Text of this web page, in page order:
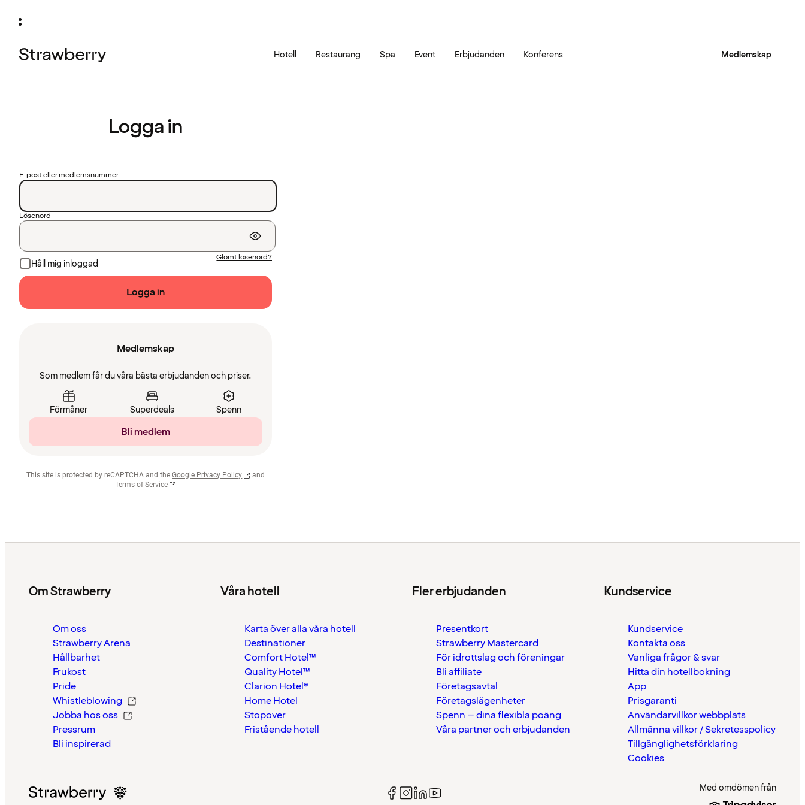
Hotell Restaurang Spa Event Erbjudanden Konferens Medlemskap
Logga in
E-post eller medlemsnummer
Lösenord
Håll mig inloggad
Glömt lösenord?
Logga in
Medlemskap
Som medlem får du våra bästa erbjudanden och priser.
Förmåner Superdeals Spenn
Bli medlem
This site is protected by reCAPTCHA and the Google Privacy Policy
and
Terms of Service
Om Strawberry
Om oss
Strawberry Arena
Hållbarhet
Frukost
Pride
Whistleblowing
Jobba hos oss
Pressrum
Bli inspirerad
Våra hotell
Karta över alla våra hotell
Destinationer
Comfort Hotel™
Quality Hotel™
Clarion Hotel®
Home Hotel
Stopover
Fristående hotell
Fler erbjudanden
Presentkort
Strawberry Mastercard
För idrottslag och föreningar
Bli affiliate
Företagsavtal
Företagslägenheter
Spenn – dina flexibla poäng
Våra partner och erbjudanden
Kundservice
Kundservice
Kontakta oss
Vanliga frågor & svar
Hitta din hotellbokning
App
Prisgaranti
Användarvillkor webbplats
Allmänna villkor / Sekretesspolicy
Tillgänglighetsförklaring
Cookies
Med omdömen från